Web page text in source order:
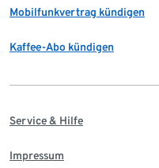
Mobilfunkvertrag kündigen
Kaffee-Abo kündigen
Service & Hilfe
Impressum